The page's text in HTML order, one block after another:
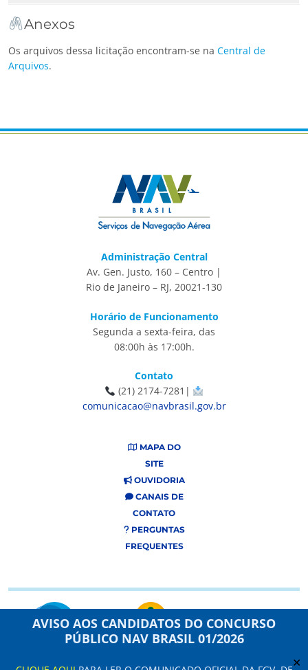
AVISO AOS CANDIDATOS DO CONCURSO
PÚBLICO NAV BRASIL 01/2026
✕
Anexos
Os arquivos dessa licitação encontram-se na Central de
Arquivos.
Administração Central
Av. Gen. Justo, 160 – Centro |
Rio de Janeiro – RJ, 20021-130
Horário de Funcionamento
Segunda a sexta-feira, das
08:00h às 17:00h.
Contato
(21) 2174-7281|
comunicacao@navbrasil.gov.br
MAPA DO
SITE
OUVIDORIA
CANAIS DE
CONTATO
PERGUNTAS
FREQUENTES